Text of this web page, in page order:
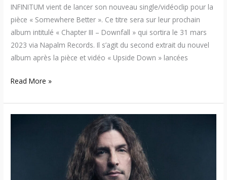
INFINITUM vient de lancer son nouveau single/vidéoclip pour la
pièce « Somewhere Better ». Ce titre sera sur leur prochain
album intitulé « Chapter III – Downfall » qui sortira le 31 mars
2023 via Napalm Records. Il s’agit du second extrait du nouvel
album après la pièce et vidéo « Upside Down » lancées
Read More »